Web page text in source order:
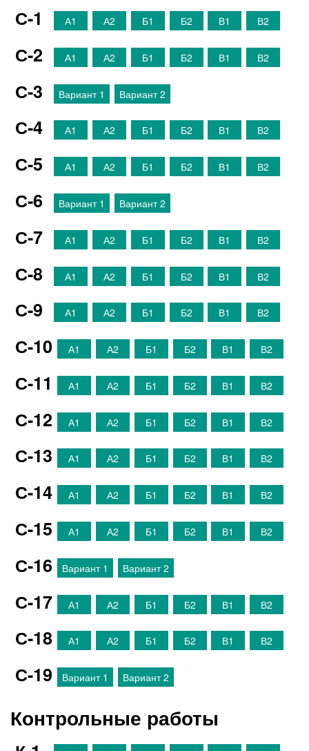
С-1 А1 А2 Б1 Б2 В1 В2
С-2 А1 А2 Б1 Б2 В1 В2
С-3 Вариант 1 Вариант 2
С-4 А1 А2 Б1 Б2 В1 В2
С-5 А1 А2 Б1 Б2 В1 В2
С-6 Вариант 1 Вариант 2
С-7 А1 А2 Б1 Б2 В1 В2
С-8 А1 А2 Б1 Б2 В1 В2
С-9 А1 А2 Б1 Б2 В1 В2
С-10 А1 А2 Б1 Б2 В1 В2
С-11 А1 А2 Б1 Б2 В1 В2
С-12 А1 А2 Б1 Б2 В1 В2
С-13 А1 А2 Б1 Б2 В1 В2
С-14 А1 А2 Б1 Б2 В1 В2
С-15 А1 А2 Б1 Б2 В1 В2
С-16 Вариант 1 Вариант 2
С-17 А1 А2 Б1 Б2 В1 В2
С-18 А1 А2 Б1 Б2 В1 В2
С-19 Вариант 1 Вариант 2
Контрольные работы